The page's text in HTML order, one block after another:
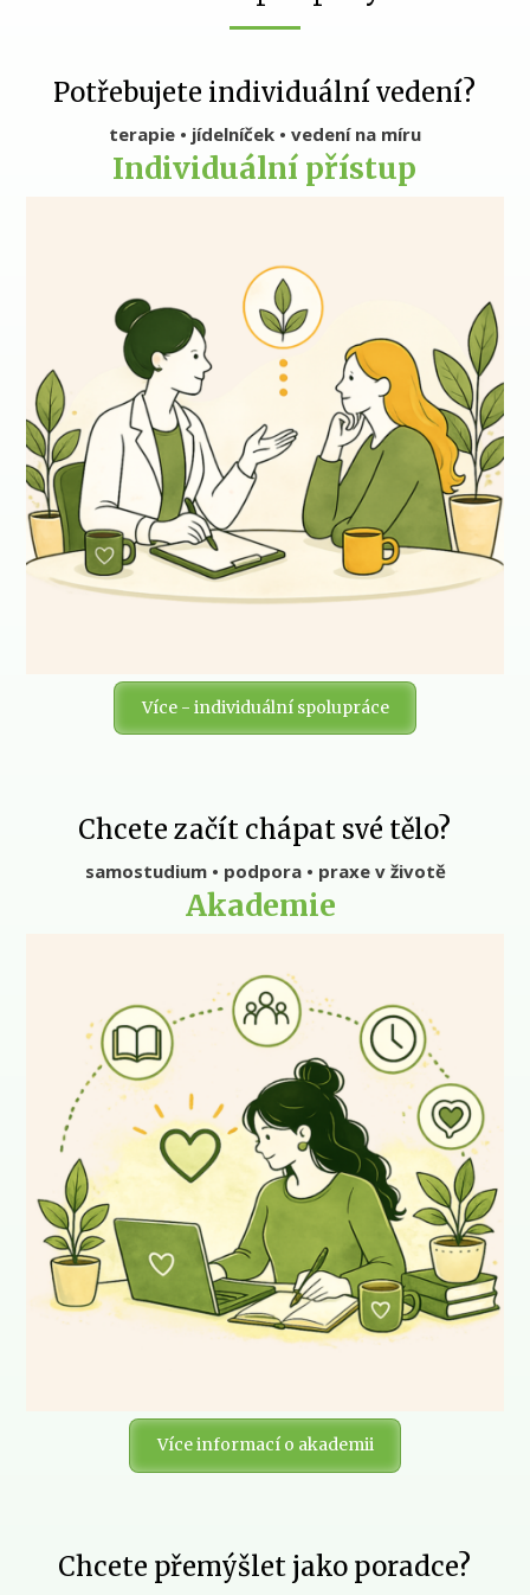
Potřebujete individuální vedení?
terapie • jídelníček • vedení na míru
Individuální přístup
Více - individuální spolupráce
Chcete začít chápat své tělo?
samostudium • podpora • praxe v životě
Akademie
Více informací o akademii
Chcete přemýšlet jako poradce?